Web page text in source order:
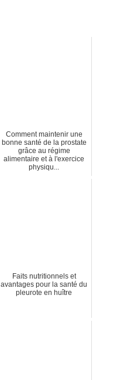
Comment maintenir une
bonne santé de la prostate
grâce au régime
alimentaire et à l'exercice
physiqu...
Faits nutritionnels et
avantages pour la santé du
pleurote en huître